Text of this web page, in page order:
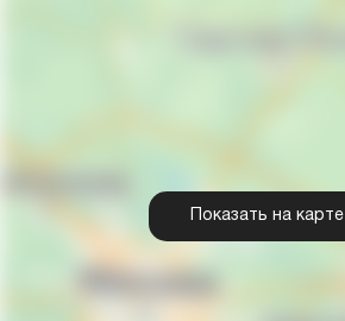
Показать на карте